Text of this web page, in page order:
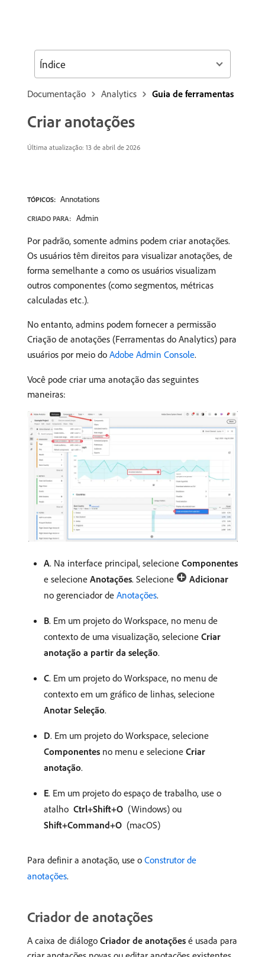
Documentação Analytics Guia de ferramentas
Criar anotações
Última atualização: 13 de abril de 2026
TÓPICOS: Annotations
CRIADO PARA: Admin
Por padrão, somente admins podem criar anotações.
Os usuários têm direitos para visualizar anotações, de
forma semelhante a como os usuários visualizam
outros componentes (como segmentos, métricas
calculadas etc.).
No entanto, admins podem fornecer a permissão
Criação de anotações (Ferramentas do Analytics) para
usuários por meio do Adobe Admin Console.
Você pode criar uma anotação das seguintes
maneiras:
A. Na interface principal, selecione Componentes
e selecione Anotações. Selecione
Adicionar
no gerenciador de Anotações.
B. Em um projeto do Workspace, no menu de
contexto de uma visualização, selecione Criar
anotação a partir da seleção.
C. Em um projeto do Workspace, no menu de
contexto em um gráfico de linhas, selecione
Anotar Seleção.
D. Em um projeto do Workspace, selecione
Componentes no menu e selecione Criar
anotação.
E. Em um projeto do espaço de trabalho, use o
atalho Ctrl+Shift+O (Windows) ou
Shift+Command+O (macOS)
Para definir a anotação, use o Construtor de
anotações.
Criador de anotações
A caixa de diálogo Criador de anotações é usada para
Índice